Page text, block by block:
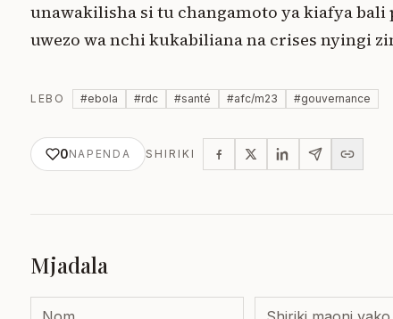
unawakilisha si tu changamoto ya kiafya
uwezo wa nchi kukabiliana na crises nyingi
LEBO #ebola #rdc #santé #afc/m23 #gouvernance
0NAPENDA SHIRIKI
Mjadala